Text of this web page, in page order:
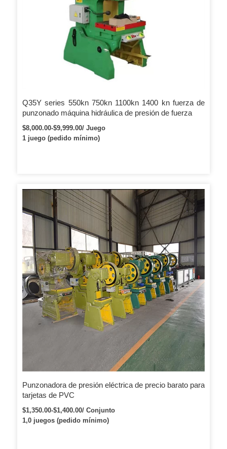
Q35Y series 550kn 750kn 1100kn 1400 kn fuerza de
punzonado máquina hidráulica de presión de fuerza
$8,000.00-$9,999.00/ Juego
1 juego (pedido mínimo)
Punzonadora de presión eléctrica de precio barato para
tarjetas de PVC
$1,350.00-$1,400.00/ Conjunto
1,0 juegos (pedido mínimo)